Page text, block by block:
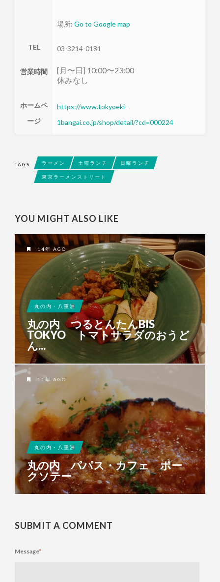
場所: Go to Google map
TEL 03-3214-0181
営業時間
[月〜日] 10:00〜23:00
休みなし
ホームペ
ージ
https://www.tokyoeki-
1bangai.co.jp/shop/detail/?cd=000224
TAGS ラーメン 土曜ランチ 日曜ランチ
東京ラーメンストリート
YOU MIGHT ALSO LIKE
14年 AGO
丸の内・八重洲
丸の内 つるとんたんBIS
TOKYO トマトサラダのおうど
ん...
11年 AGO
丸の内・八重洲
丸の内 パパス・カフェ ポー
クソテー
SUBMIT A COMMENT
Message*